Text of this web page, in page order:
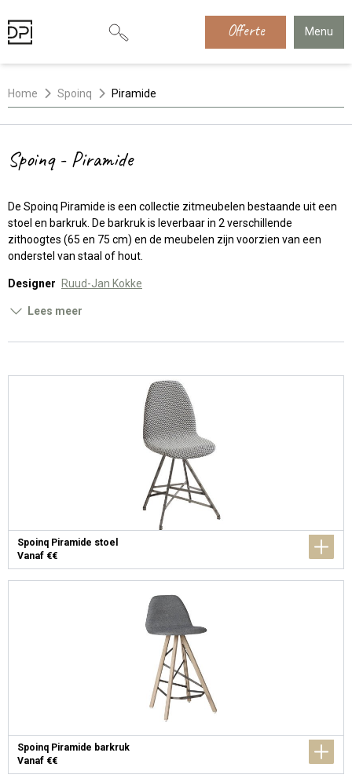
Offerte Menu
Home Spoinq Piramide
Spoinq - Piramide
De Spoinq Piramide is een collectie zitmeubelen bestaande uit een
stoel en barkruk. De barkruk is leverbaar in 2 verschillende
zithoogtes (65 en 75 cm) en de meubelen zijn voorzien van een
onderstel van staal of hout.
Designer Ruud-Jan Kokke
Lees meer
Spoinq Piramide stoel
Vanaf €€
Spoinq Piramide barkruk
Vanaf €€